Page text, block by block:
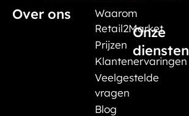
Over ons
Waarom
Retail2Market
Prijzen
Klantenervaringen
Veelgestelde
vragen
Blog
Onze
diensten